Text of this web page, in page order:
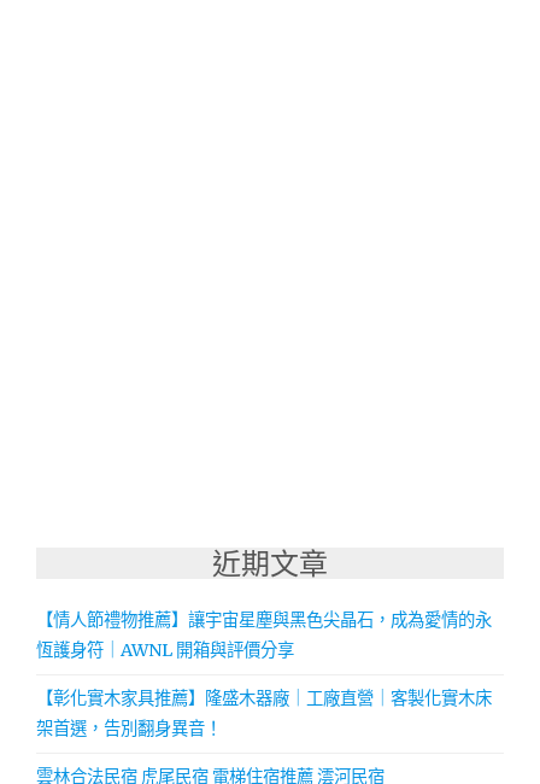
近期文章
【情人節禮物推薦】讓宇宙星塵與黑色尖晶石，成為愛情的永
恆護身符｜AWNL 開箱與評價分享
【彰化實木家具推薦】隆盛木器廠｜工廠直營｜客製化實木床
架首選，告別翻身異音！
雲林合法民宿 虎尾民宿 電梯住宿推薦 澐河民宿